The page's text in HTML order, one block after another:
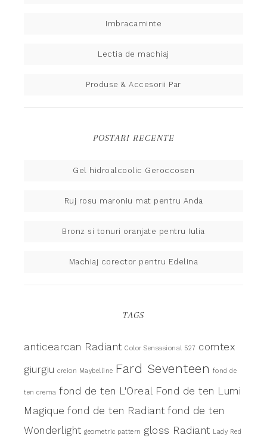
Imbracaminte
Lectia de machiaj
Produse & Accesorii Par
POSTARI RECENTE
Gel hidroalcoolic Geroccosen
Ruj rosu maroniu mat pentru Anda
Bronz si tonuri oranjate pentru Iulia
Machiaj corector pentru Edelina
TAGS
anticearcan Radiant Color Sensasional 527 comtex
giurgiu creion Maybelline Fard Seventeen fond de
ten crema fond de ten L'Oreal Fond de ten Lumi
Magique fond de ten Radiant fond de ten
Wonderlight geometric pattern gloss Radiant Lady Red